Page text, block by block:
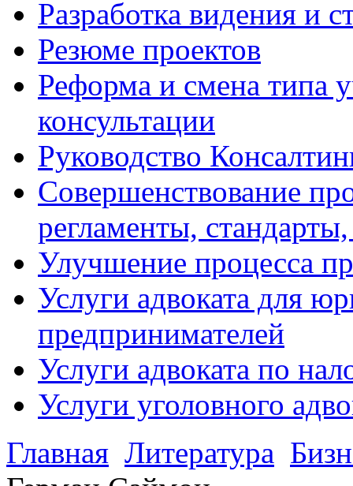
Разработка видения и
Резюме проектов
Реформа и смена типа
консультации
Руководство
Совершенствование
регламенты,
Улучшение процесса
Услуги адвоката для
предпринимателей
Услуги адвоката по
Услуги уголовного
Главная Литература